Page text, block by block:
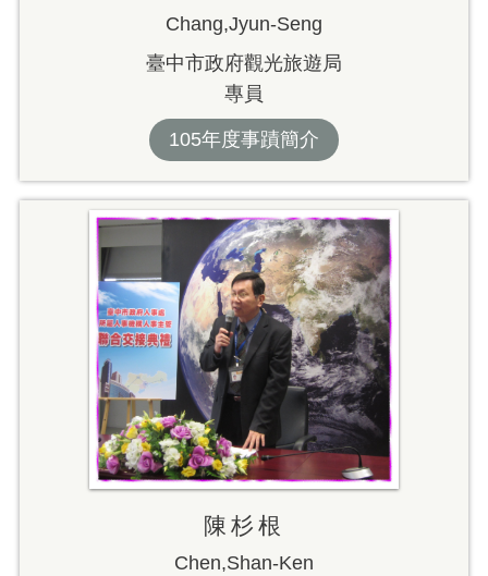
Chang,Jyun-Seng
臺中市政府觀光旅遊局
專員
105年度事蹟簡介
陳杉根
Chen,Shan-Ken